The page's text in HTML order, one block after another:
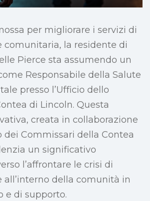
per migliorare i servizi di
comunitaria, la residente di
Pierce sta assumendo un
Responsabile della Salute
presso l’Ufficio dello
di Lincoln. Questa
creata in collaborazione
dei Commissari della Contea
un significativo
l’affrontare le crisi di
della comunità in
e di supporto.